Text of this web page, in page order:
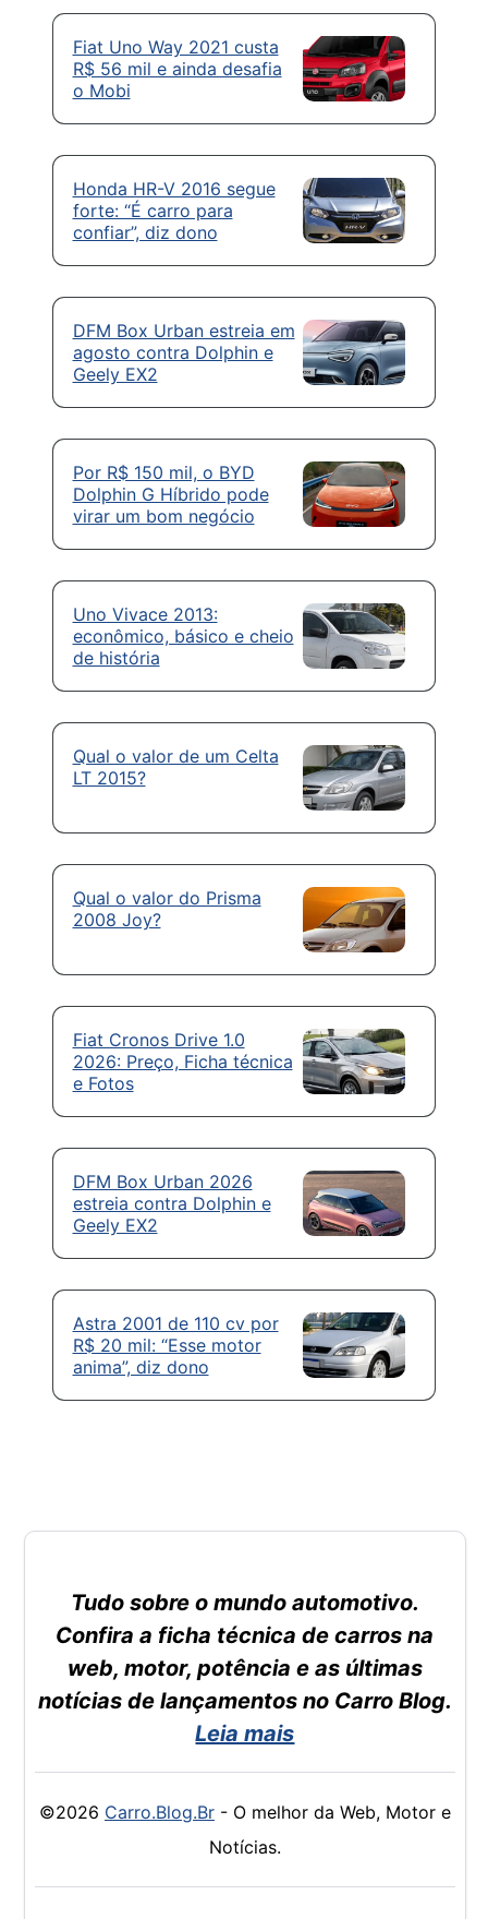
Fiat Uno Way 2021 custa
R$ 56 mil e ainda desafia
o Mobi
Honda HR-V 2016 segue
forte: “É carro para
confiar”, diz dono
DFM Box Urban estreia em
agosto contra Dolphin e
Geely EX2
Por R$ 150 mil, o BYD
Dolphin G Híbrido pode
virar um bom negócio
Uno Vivace 2013:
econômico, básico e cheio
de história
Qual o valor de um Celta
LT 2015?
Qual o valor do Prisma
2008 Joy?
Fiat Cronos Drive 1.0
2026: Preço, Ficha técnica
e Fotos
DFM Box Urban 2026
estreia contra Dolphin e
Geely EX2
Astra 2001 de 110 cv por
R$ 20 mil: “Esse motor
anima”, diz dono
Tudo sobre o mundo automotivo.
Confira a ficha técnica de carros na
web, motor, potência e as últimas
notícias de lançamentos no Carro Blog.
Leia mais
©2026 Carro.Blog.Br- O melhor da Web, Motor e
Notícias.